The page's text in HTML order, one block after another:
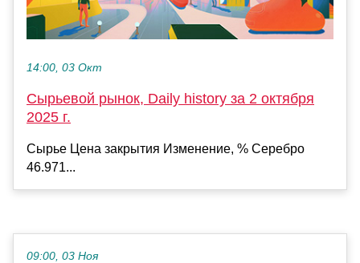
14:00, 03 Окт
Сырьевой рынок, Daily history за 2 октября
2025 г.
Сырье Цена закрытия Изменение, % Серебро
46.971...
09:00, 03 Ноя